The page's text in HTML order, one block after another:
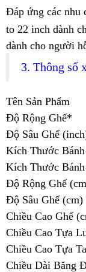
Đáp ứng các nhu
to 22 inch dành
dành cho người
3. Thông số
Tên Sản Phẩm
Độ Rộng Ghế*
Độ Sâu Ghế
Kích Thước
Kích Thước
Độ Rộng Ghế
Độ Sâu Ghế (cm)
Chiều Cao Ghế
Chiều Cao Tựa
Chiều Cao Tựa
Chiều Dài Băng